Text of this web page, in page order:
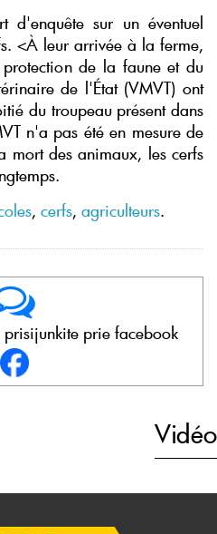
sur un éventuel
<À leur arrivée à la ferme,
de la faune et du
de l'État (VMVT) ont
du troupeau présent dans
n'a pas été en mesure de
mort des animaux, les cerfs
, cerfs, agriculteurs.
prie facebook
Vidéo